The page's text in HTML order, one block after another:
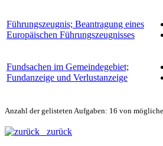
Führungszeugnis; Beantragung eines
Europäischen Führungszeugnisses
Fundsachen im Gemeindegebiet;
Fundanzeige und Verlustanzeige
Anzahl der gelisteten Aufgaben: 16 von
zurück